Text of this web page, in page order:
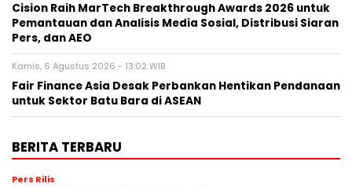
Cision Raih MarTech Breakthrough Awards 2026 untuk
Pemantauan dan Analisis Media Sosial, Distribusi Siaran
Pers, dan AEO
Kamis, 6 Agustus 2026 - 13:02 WIB
Fair Finance Asia Desak Perbankan Hentikan Pendanaan
untuk Sektor Batu Bara di ASEAN
BERITA TERBARU
Pers Rilis